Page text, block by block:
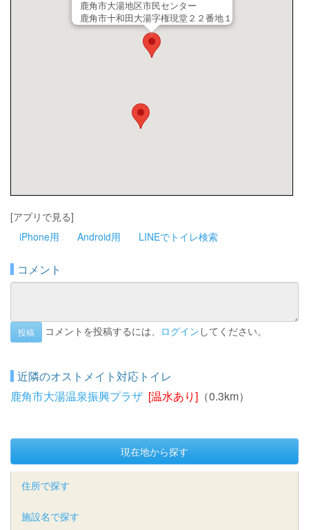
鹿角市大湯地区市民センター
鹿角市十和田大湯字権現堂２２番地１
[アプリで見る]
iPhone用
Android用 LINEでトイレ検索
コメント
投稿 コメントを投稿するには、 ログイン してください。
近隣のオストメイト対応トイレ
鹿角市大湯温泉振興プラザ [温水あり] （0.3km）
現在地から探す
住所で探す
施設名で探す